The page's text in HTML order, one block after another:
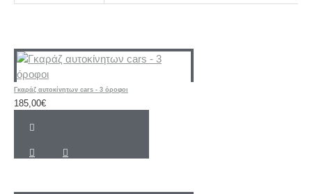
Γκαράζ αυτοκίνητων cars - 3 όροφοι
185,00€